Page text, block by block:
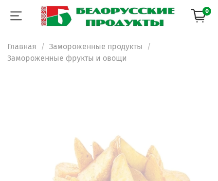
0
Главная
Замороженные продукты
Замороженные фрукты и овощи